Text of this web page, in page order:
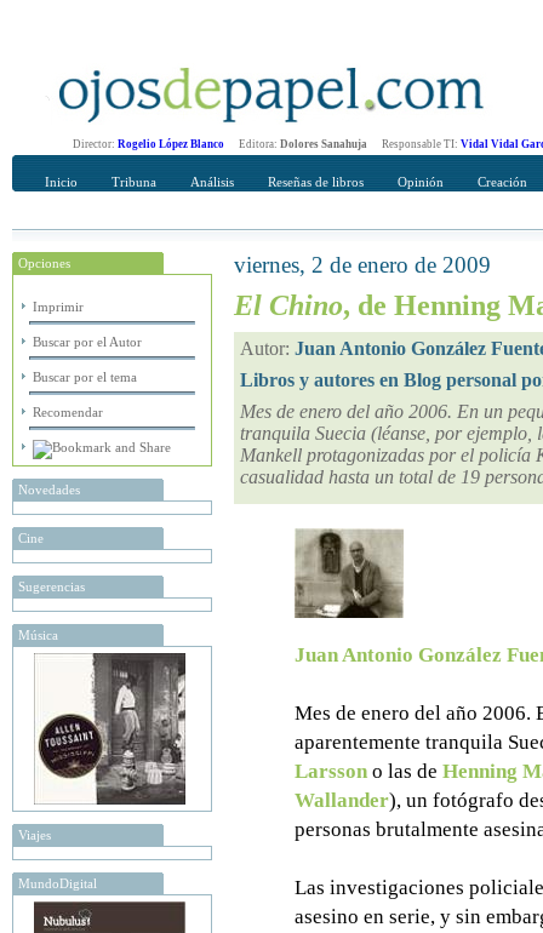
Director: Rogelio López Blanco Editora: Dolores Sanahuja Responsable TI: Vidal Vidal
Inicio Tribuna Análisis Reseñas de libros Opinión Creación
Opciones
Imprimir
Buscar por el Autor
Buscar por el tema
Recomendar
Novedades
Cine
Sugerencias
Música
Viajes
MundoDigital
Recomendar
viernes, 2 de enero de 2009
El Chino, de Henning
Autor: Juan Antonio González
Libros y autores en Blog personal
Mes de enero del año 2006. En un
tranquila Suecia (léanse, por ejemplo,
Mankell protagonizadas por el policía
casualidad hasta un total de 19
Juan Antonio González
Mes de enero del año
aparentemente tranquila
Larsson o las de Henning
Wallander), un fotógrafo
personas brutalmente
Las investigaciones
asesino en serie, y sin